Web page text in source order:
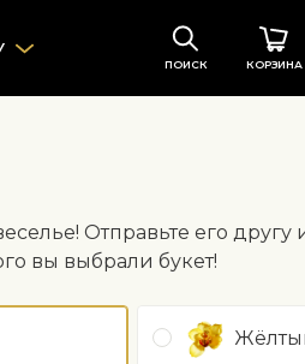
ПОИСК КОРЗИНА
Отправьте его
вы выбрали букет!